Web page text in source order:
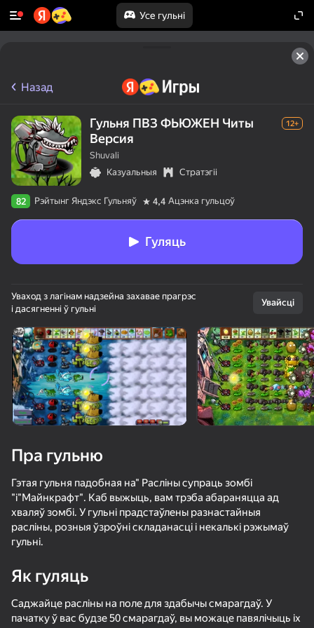
Усе гульні
Павярніце прыладу
Гульня працуе толькі ў гарызантальнай
арыентацыі
Gamer's Mod
99
Геометри Волна: Онлайн Редактор
Волна челленджи
72 83
Назад
Гульня ПВЗ ФЬЮЖЕН Читы
Версия
12+
Shuvali
Казуальныя
Стратэгіі
82 Рэйтынг Яндэкс Гульняў 4,4 Ацэнка гульцоў
Гуляць
Уваход з лагінам надзейна захавае прагрэс
і дасягненні ў гульні
Увайсці
Пра гульню
Гэтая гульня падобная на" Расліны супраць зомбі
"і"Майнкрафт". Каб выжыць, вам трэба абараняцца ад
хваляў зомбі. У гульні прадстаўлены разнастайныя
расліны, розныя ўзроўні складанасці і некалькі рэжымаў
гульні.
Як гуляць
Саджайце расліны на поле для здабычы смарагдаў. У
пачатку ў вас будзе 50 смарагдаў, вы можаце павялічыць іх